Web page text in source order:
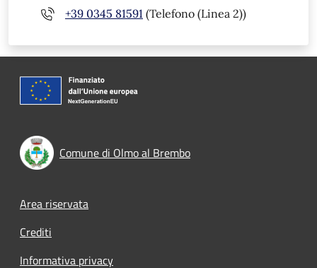
+39 0345 81591 (Telefono (Linea 2))
Comune di Olmo al Brembo
Footer menu
Area riservata
Crediti
Informativa privacy